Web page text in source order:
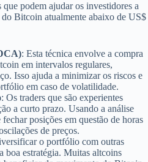
podem ajudar os investidores a
Bitcoin atualmente abaixo de US$
: Esta técnica envolve a compra
em intervalos regulares,
Isso ajuda a minimizar os riscos e
em caso de volatilidade.
: Os traders que são experientes
a curto prazo. Usando a análise
posições em questão de horas
de preços.
o portfólio com outras
boa estratégia. Muitas altcoins